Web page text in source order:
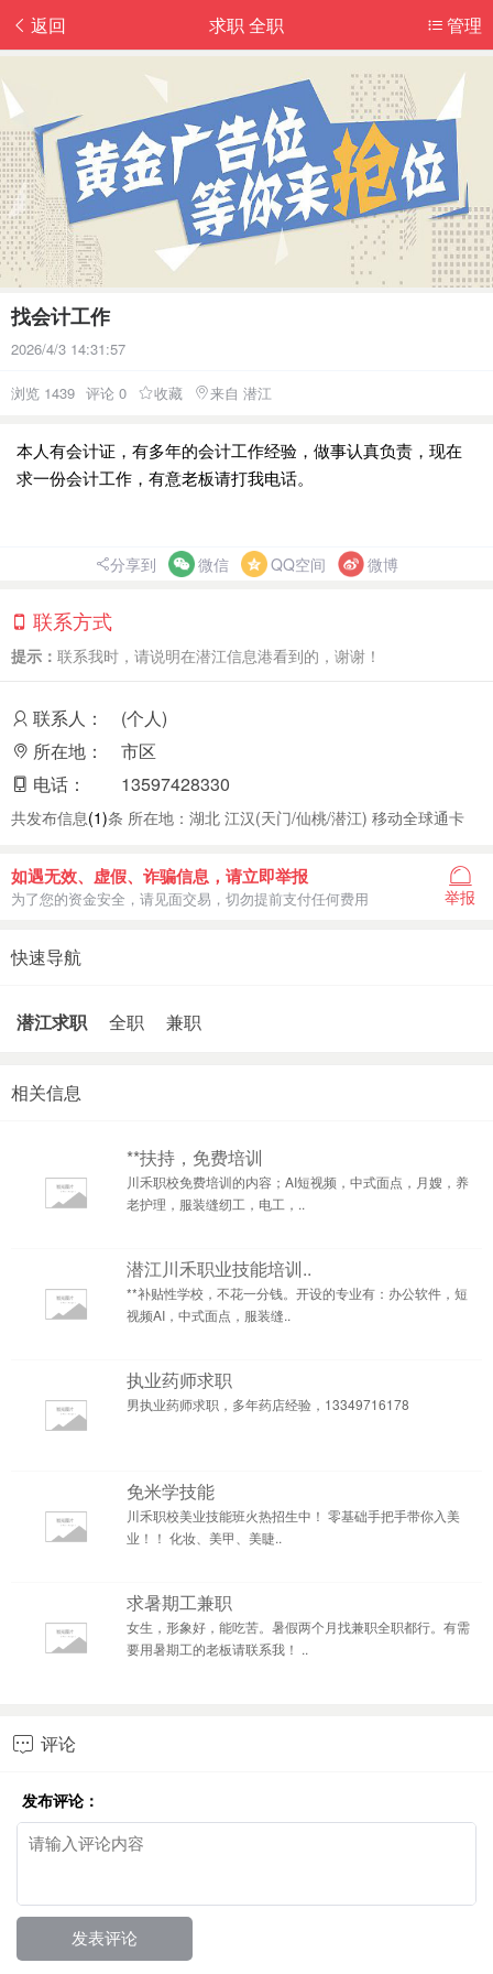
返回 管理
求职 全职
找会计工作
2026/4/3 14:31:57
浏览 1439 评论 0 收藏 来自 潜江
本人有会计证，有多年的会计工作经验，做事认真负责，现在
求一份会计工作，有意老板请打我电话。
分享到 微信 QQ空间 微博
联系方式
提示： 联系我时，请说明在潜江信息港看到的，谢谢！
联系人：
(个人)
所在地：
市区
电话：
13597428330
共发布信息(1)条 所在地：湖北 江汉(天门/仙桃/潜江) 移动全球通卡
如遇无效、虚假、诈骗信息，请立即举报
为了您的资金安全，请见面交易，切勿提前支付任何费用 举报
快速导航
潜江求职 全职 兼职
相关信息
**扶持，免费培训
川禾职校免费培训的内容；AI短视频，中式面点，月嫂，养
老护理，服装缝纫工，电工，..
潜江川禾职业技能培训..
**补贴性学校，不花一分钱。开设的专业有：办公软件，短
视频AI，中式面点，服装缝..
执业药师求职
男执业药师求职，多年药店经验，13349716178
免米学技能
川禾职校美业技能班火热招生中！ 零基础手把手带你入美
业！！ 化妆、美甲、美睫..
求暑期工兼职
女生，形象好，能吃苦。暑假两个月找兼职全职都行。有需
要用暑期工的老板请联系我！ ..
 评论
发布评论：